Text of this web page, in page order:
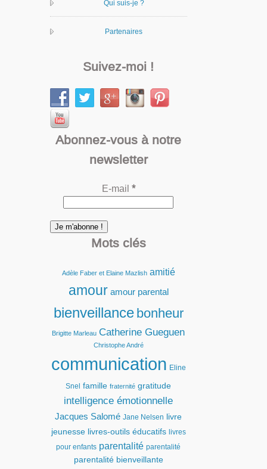
Qui suis-je ?
Partenaires
Suivez-moi !
Abonnez-vous à notre
newsletter
E-mail *
Mots clés
Adèle Faber et Elaine Mazlish amitié
amour amour parental
bienveillance bonheur
Brigitte Marleau Catherine Gueguen
Christophe André
communication Eline
Snel famille fraternité gratitude
intelligence émotionnelle
Jacques Salomé Jane Nelsen
livre
jeunesse livres-outils éducatifs livres
pour enfants parentalité parentalité
parentalité bienveillante